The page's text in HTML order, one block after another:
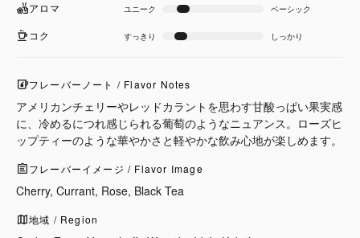
アロマ ユニーク ベーシック
コク すっきり しっかり
フレーバーノート / Flavor Notes
アメリカンチェリーやレッドカラントを思わす甘酸っぱい果実感
に、冷めるにつれ感じられる葡萄のようなニュアンス。ローズヒ
ップティーのような華やかさと軽やかな飲み心地が楽しめます。
フレーバーイメージ / Flavor Image
Cherry, Currant, Rose, Black Tea
地域 / Region